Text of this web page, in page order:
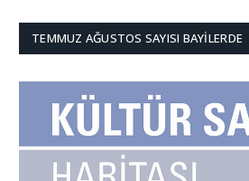
TEMMUZ AĞUSTOS SAYISI BAYILERDE